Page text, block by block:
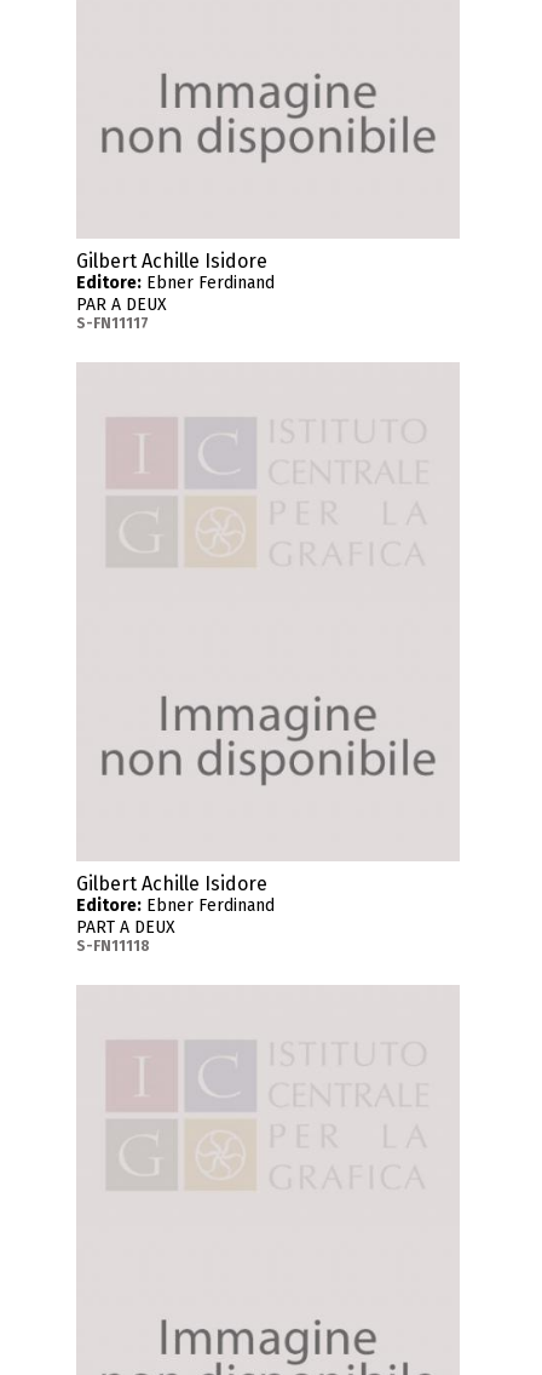
Gilbert Achille Isidore
Editore: Ebner Ferdinand
PAR A DEUX
S-FN11117
Gilbert Achille Isidore
Editore: Ebner Ferdinand
PART A DEUX
S-FN11118